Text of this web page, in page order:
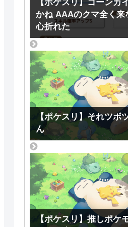
【ポケスリ】コーンカ
かね AAAのクマ全く来
心折れた
【ポケスリ】それツボ
ん
【ポケスリ】推しポケ